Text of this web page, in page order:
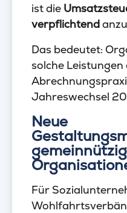
ist die
verpflichtend
Das bedeutet:
solche
Jahreswechsel
Neue
Für